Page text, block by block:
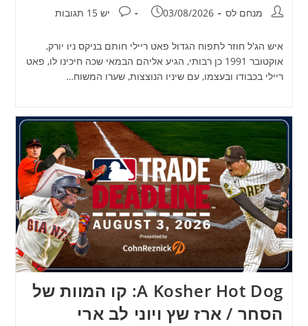
מחבר:מנחם לס פורסם:
03/08/2026 תגובות:
יש 15 תגובות
איש הג'ל חוזר לתפוח הגדול פאט ריילי חותם בניקס ניו יורק,
אוקטובר 1991 כן רבותי, הגיע אליהם הבמאי שכה חיכינו לו, פאט
ריילי בכבודו ובעצמו, עם שיניו הנוצצות, שערו המשוח…
A Kosher Hot Dog: קו המוות של
הסחר / ארז שץ ויוני לב ארי